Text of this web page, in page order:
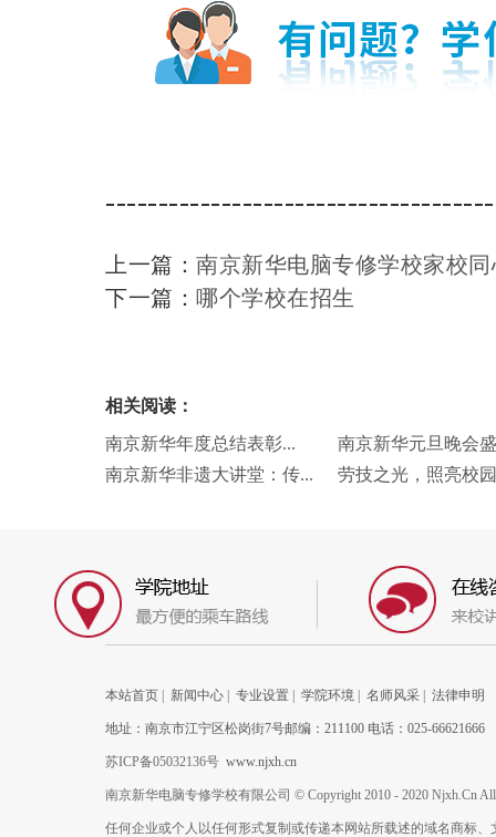
上一篇： 南京新华电脑专修学校家校
下一篇： 哪个学校在招生
相关阅读：
南京新华年度总结表彰...
南京新华元旦晚会
南京新华非遗大讲堂：传...
劳技之光，照亮校
本站首页 新闻中心 专业设置 学院环境 名师风采 法律申明
地址：南京市江宁区松岗街7号邮编：211100 电话：025-66621666
苏ICP备05032136号 www.njxh.cn
南京新华电脑专修学校有限公司 © Copyright 2010 - 2020 Njxh.Cn All
任何企业或个人以任何形式复制或传递本网站所载述的域名商标